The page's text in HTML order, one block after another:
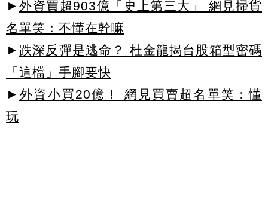
► 外資買超903億「史上第三大」 網見掃貨
名單笑：不懂在幹嘛
► 跌深反彈是逃命？ 杜金龍揭台股箱型密碼
「這檔」手腳要快
► 外資小買20億！ 網見買賣超名單笑：懂
玩